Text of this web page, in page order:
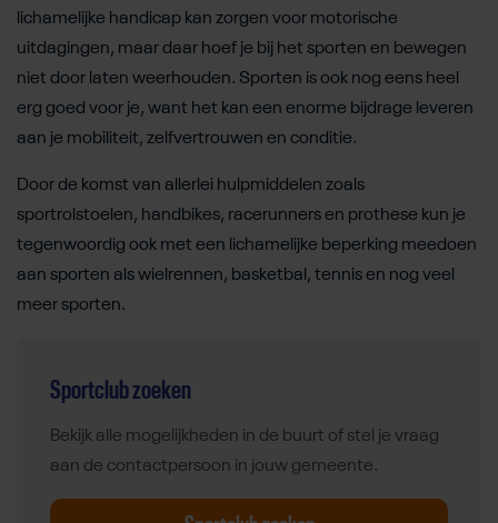
lichamelijke handicap kan zorgen voor motorische
uitdagingen, maar daar hoef je bij het sporten en bewegen
niet door laten weerhouden. Sporten is ook nog eens heel
erg goed voor je, want het kan een enorme bijdrage leveren
aan je mobiliteit, zelfvertrouwen en conditie.
Door de komst van allerlei hulpmiddelen zoals
sportrolstoelen, handbikes, racerunners en prothese kun je
tegenwoordig ook met een lichamelijke beperking meedoen
aan sporten als wielrennen, basketbal, tennis en nog veel
meer sporten.
Sportclub zoeken
Bekijk alle mogelijkheden in de buurt of stel je vraag
aan de contactpersoon in jouw gemeente.